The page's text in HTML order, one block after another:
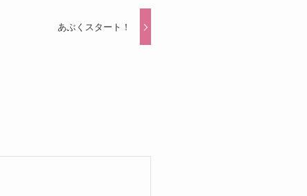
あぶくスタート！